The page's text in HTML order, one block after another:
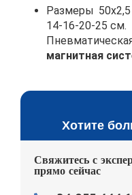
Размеры
14-16-20-25 см.
магнитная
Хотите
Свяжитесь с
прямо сейчас